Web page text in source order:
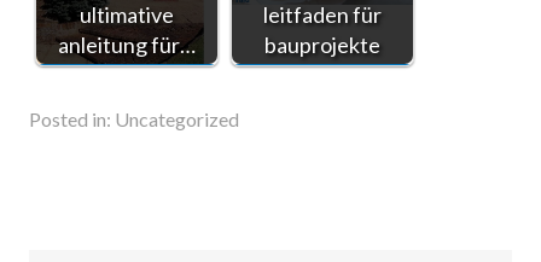
ultimative
anleitung für…
leitfaden für
bauprojekte
Posted in: Uncategorized